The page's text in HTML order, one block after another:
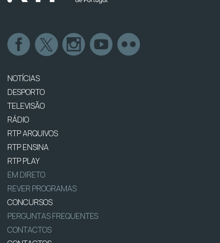
NOTÍCIAS
DESPORTO
TELEVISÃO
RÁDIO
RTP ARQUIVOS
RTP ENSINA
RTP PLAY
EM DIRETO
REVER PROGRAMAS
CONCURSOS
PERGUNTAS FREQUENTES
CONTACTOS